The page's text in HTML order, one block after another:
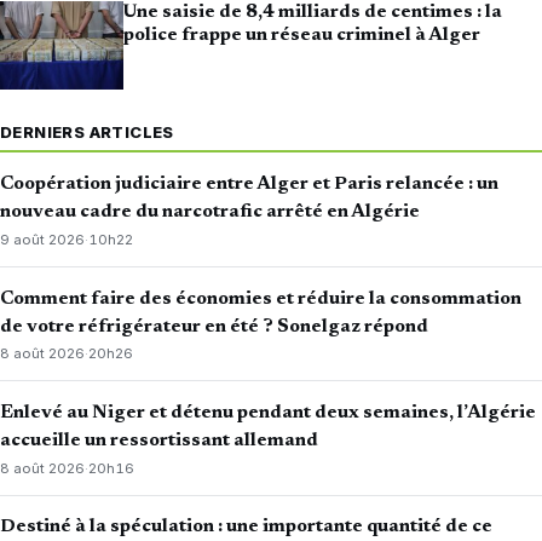
Une saisie de 8,4 milliards de centimes : la
police frappe un réseau criminel à Alger
DERNIERS ARTICLES
Coopération judiciaire entre Alger et Paris relancée : un
nouveau cadre du narcotrafic arrêté en Algérie
9 août 2026·10h22
Comment faire des économies et réduire la consommation
de votre réfrigérateur en été ? Sonelgaz répond
8 août 2026·20h26
Enlevé au Niger et détenu pendant deux semaines, l’Algérie
accueille un ressortissant allemand
8 août 2026·20h16
Destiné à la spéculation : une importante quantité de ce